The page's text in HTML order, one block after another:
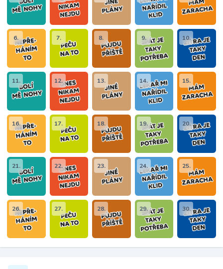
6. 7. 8. 9. 10.
11. 12. 13. 14. 15.
16. 17. 18. 19. 20.
21. 22. 23. 24. 25.
26. 27. 28. 29. 30.